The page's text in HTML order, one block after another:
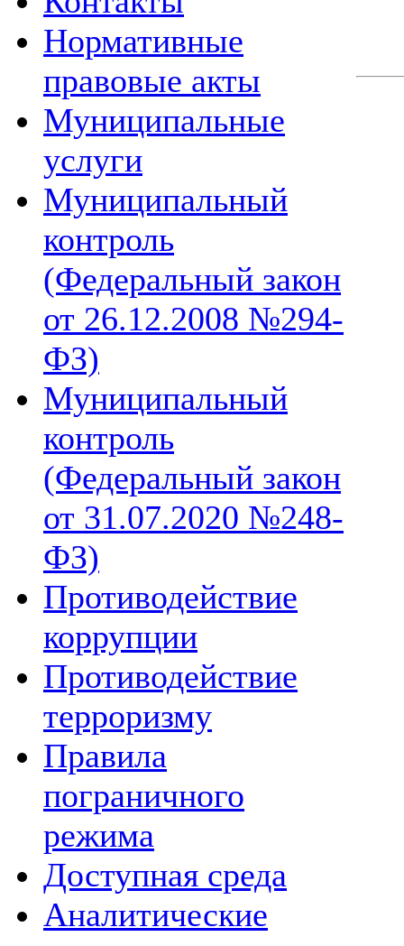
Нормативные
правовые акты
Муниципальные
услуги
Муниципальный
контроль
(Федеральный закон
от 26.12.2008 №294-
ФЗ)
Муниципальный
контроль
(Федеральный закон
от 31.07.2020 №248-
ФЗ)
Противодействие
коррупции
Противодействие
терроризму
Правила
пограничного
режима
Доступная среда
Аналитические